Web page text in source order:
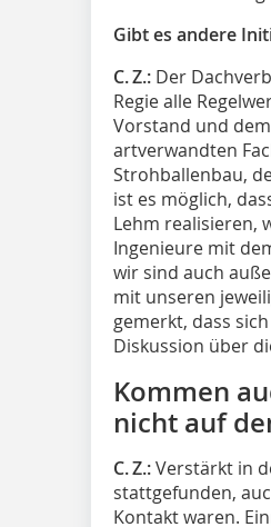
Gibt es andere
C. Z.: Der
Regie alle
Vorstand und
artverwandten
Strohballenbau,
ist es möglich,
Lehm realisieren,
Ingenieure mit
wir sind auch
mit unseren
gemerkt, dass
Diskussion über
Kommen
nicht auf
C. Z.:Verstärkt in
stattgefunden,
Kontakt waren.